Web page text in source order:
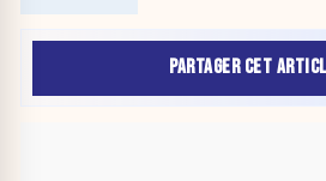
PARTAGER CET